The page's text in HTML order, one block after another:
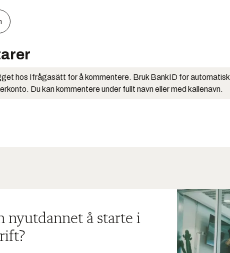
hos Ifrågasätt for å kommentere. Bruk BankID for automatisk
Du kan kommentere under fullt navn eller med kallenavn.
nyutdannet å starte i